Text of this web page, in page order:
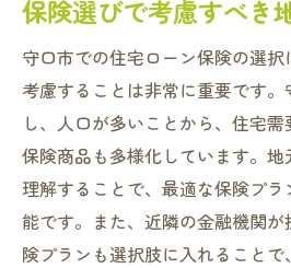
保険選びで考慮すべき
守口市での住宅ローン保険の選
考慮することは非常に重要です
し、人口が多いことから、住宅
保険商品も多様化しています。
理解することで、最適な保険プ
能です。また、近隣の金融機関
険プランも選択肢に入れること